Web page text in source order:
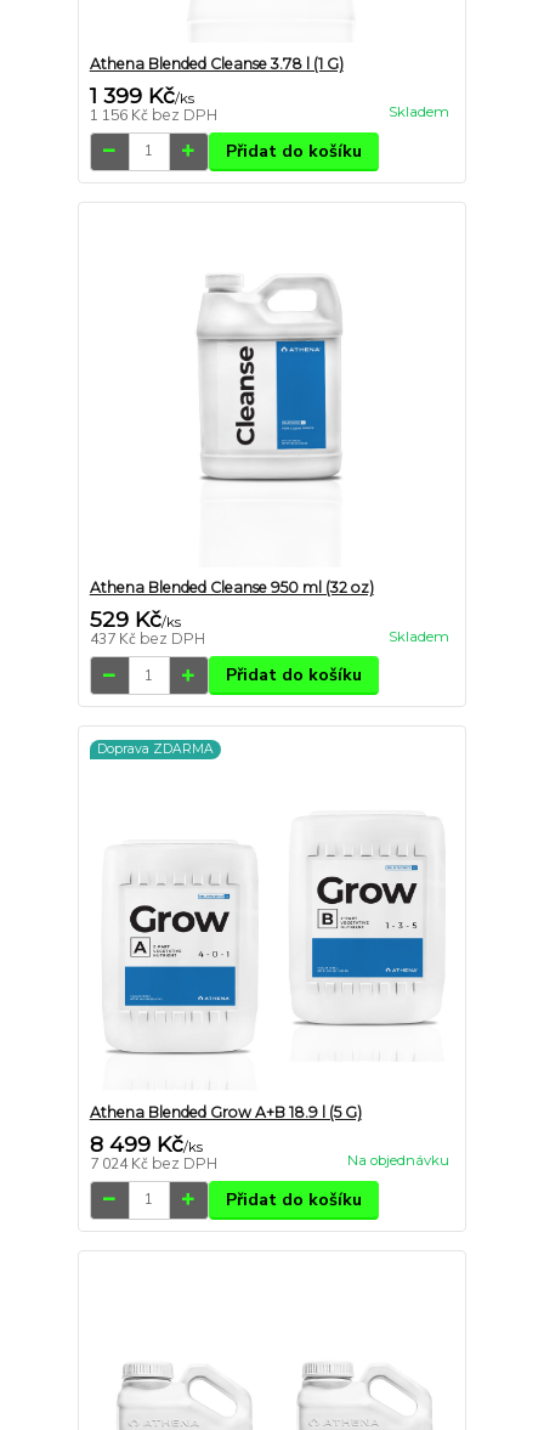
Athena Blended Cleanse 3.78 l (1 G)
1 399 Kč/ks
1 156 Kč bez DPH Skladem
Přidat do košíku
Athena Blended Cleanse 950 ml (32 oz)
529 Kč/ks
437 Kč bez DPH Skladem
Přidat do košíku
Doprava ZDARMA
Athena Blended Grow A+B 18.9 l (5 G)
8 499 Kč/ks
7 024 Kč bez DPH Na objednávku
Přidat do košíku